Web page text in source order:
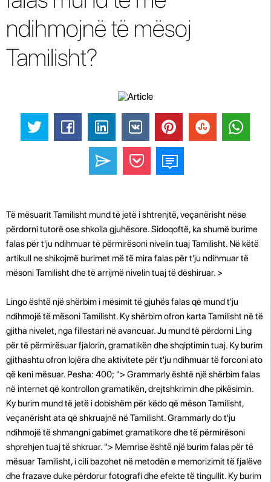
ndihmojnë të mësoj
Tamilisht?
Të mësuarit Tamilisht mund të jetë i shtrenjtë, veçanërisht nëse
përdorni tutorë ose shkolla gjuhësore. Sidoqoftë, ka shumë burime
falas për t'ju ndihmuar të përmirësoni nivelin tuaj Tamilisht. Në këtë
artikull ne shikojmë burimet më të mira falas për t'ju ndihmuar të
mësoni Tamilisht dhe të arrijmë nivelin tuaj të dëshiruar. >
Lingo është një shërbim i mësimit të gjuhës falas që mund t'ju
ndihmojë të mësoni Tamilisht. Ky shërbim ofron karta Tamilisht në të
gjitha nivelet, nga fillestari në avancuar. Ju mund të përdorni Ling
për të përmirësuar fjalorin, gramatikën dhe shqiptimin tuaj. Ky burim
gjithashtu ofron lojëra dhe aktivitete për t'ju ndihmuar të forconi ato
që keni mësuar. Pesha: 400; "> Grammarly është një shërbim falas
në internet që kontrollon gramatikën, drejtshkrimin dhe pikësimin.
Ky burim mund të jetë i dobishëm për këdo që mëson Tamilisht,
veçanërisht ata që shkruajnë në Tamilisht. Grammarly do t'ju
ndihmojë të shmangni gabimet gramatikore dhe të përmirësoni
shprehjen tuaj të shkruar. "> Memrise është një burim falas për të
mësuar Tamilisht, i cili bazohet në metodën e memorizimit të fjalëve
dhe frazave duke përdorur fotografi dhe efekte të tingullit. Ky burim